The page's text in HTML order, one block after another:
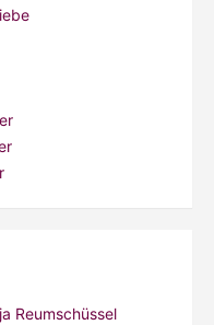
Reumschüssel